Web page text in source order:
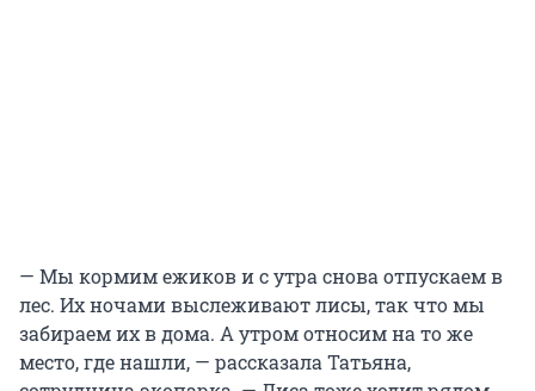
— Мы кормим ежиков и с утра снова отпускаем в
лес. Их ночами выслеживают лисы, так что мы
забираем их в дома. А утром относим на то же
место, где нашли, — рассказала Татьяна,